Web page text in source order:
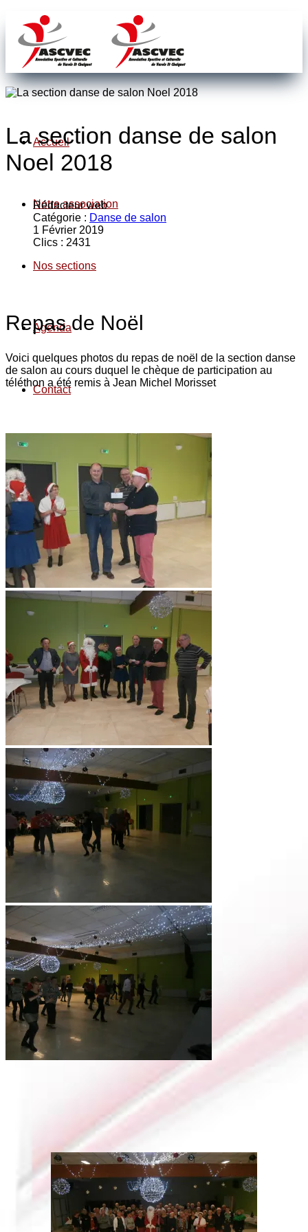
Accueil
Notre association
Nos sections
Agenda
Contact
La section danse de salon
Noel 2018
Rédacteur web
Catégorie : Danse de salon
1 Février 2019
Clics : 2431
Repas de Noël
Voici quelques photos du repas de noël de la section danse
de salon au cours duquel le chèque de participation au
téléthon a été remis à Jean Michel Morisset